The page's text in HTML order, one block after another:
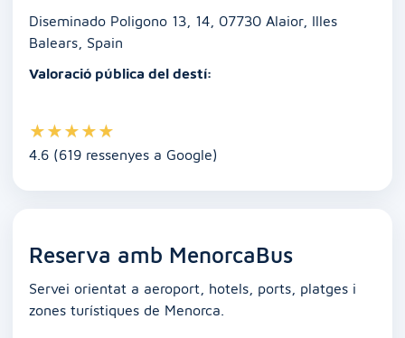
k
Diseminado Poligono 13, 14, 07730 Alaior, Illes
Balears, Spain
Valoració pública del destí:
★★★★★
4.6 (619 ressenyes a Google)
Reserva amb MenorcaBus
Servei orientat a aeroport, hotels, ports, platges i
zones turístiques de Menorca.